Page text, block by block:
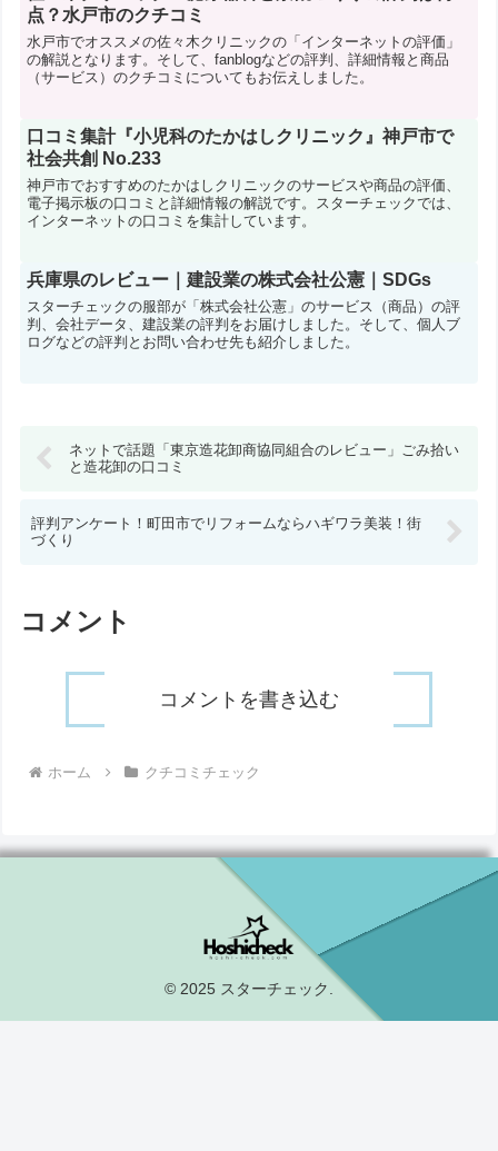
点？水戸市のクチコミ
水戸市でオススメの佐々木クリニックの「インターネットの評価」
の解説となります。そして、fanblogなどの評判、詳細情報と商品
（サービス）のクチコミについてもお伝えしました。
口コミ集計『小児科のたかはしクリニック』神戸市で
社会共創 No.233
神戸市でおすすめのたかはしクリニックのサービスや商品の評価、
電子掲示板の口コミと詳細情報の解説です。スターチェックでは、
インターネットの口コミを集計しています。
兵庫県のレビュー｜建設業の株式会社公憲｜SDGs
スターチェックの服部が「株式会社公憲」のサービス（商品）の評
判、会社データ、建設業の評判をお届けしました。そして、個人ブ
ログなどの評判とお問い合わせ先も紹介しました。
ネットで話題「東京造花卸商協同組合のレビュー」ごみ拾い
と造花卸の口コミ
評判アンケート！町田市でリフォームならハギワラ美装！街
づくり
コメント
コメントを書き込む
ホーム クチコミチェック
© 2025 スターチェック.